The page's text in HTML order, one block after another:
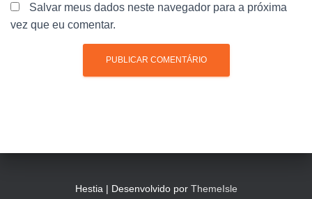
Salvar meus dados neste navegador para a próxima
vez que eu comentar.
Hestia | Desenvolvido por ThemeIsle